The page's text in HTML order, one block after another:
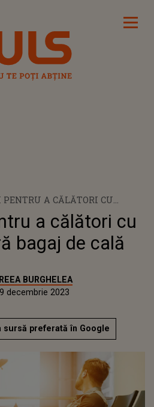
PENTRU A CĂLĂTORI CU
BAGAJ DE CALĂ
a călători cu
bagaj de cală
BURGHELEA
decembrie 2023
sursă preferată în Google